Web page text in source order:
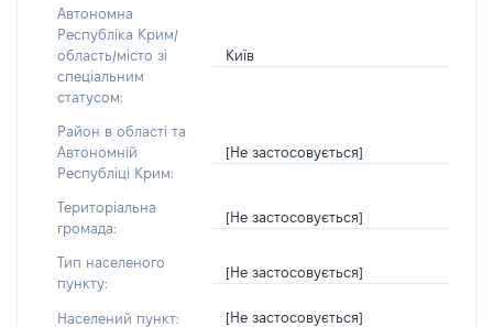
Автономна
Республіка Крим/
область/місто зі
спеціальним
статусом:
Київ
Район в області та
Автономній
Республіці Крим:
[Не застосовується]
Територіальна
громада:
[Не застосовується]
Тип населеного
пункту:
[Не застосовується]
Населений пункт: [Не застосовується]